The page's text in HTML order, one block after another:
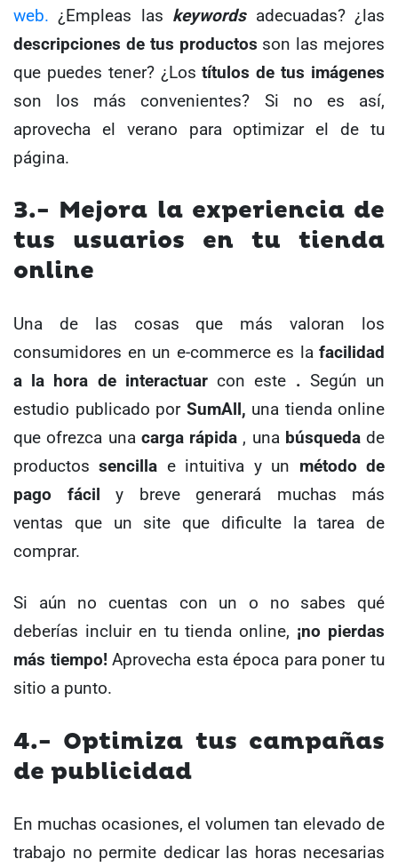
web.¿Empleas las keywords adecuadas? ¿las
descripciones de tus productos son las mejores
que puedes tener? ¿Lostítulos de tus imágenes
son los más convenientes? Si no es así,
aprovecha el verano para optimizar el de tu
página.
3.- Mejora la experiencia de
tus usuarios en tu tienda
online
Una de las cosas que más valoran los
consumidores en un e-commerce es la facilidad
a la hora de interactuarcon este . Según un
estudio publicado por SumAll, una tienda online
que ofrezca una carga rápida , una búsqueda de
productossencilla e intuitiva y un método de
pago fácil y breve generará muchas más
ventas que un site que dificulte la tarea de
comprar.
Si aún no cuentas con un o no sabes qué
deberías incluir en tu tienda online, ¡no pierdas
más tiempo!Aprovecha esta época para poner tu
sitio a punto.
4.- Optimiza tus campañas
de publicidad
En muchas ocasiones, el volumen tan elevado de
trabajo no permite dedicar las horas necesarias